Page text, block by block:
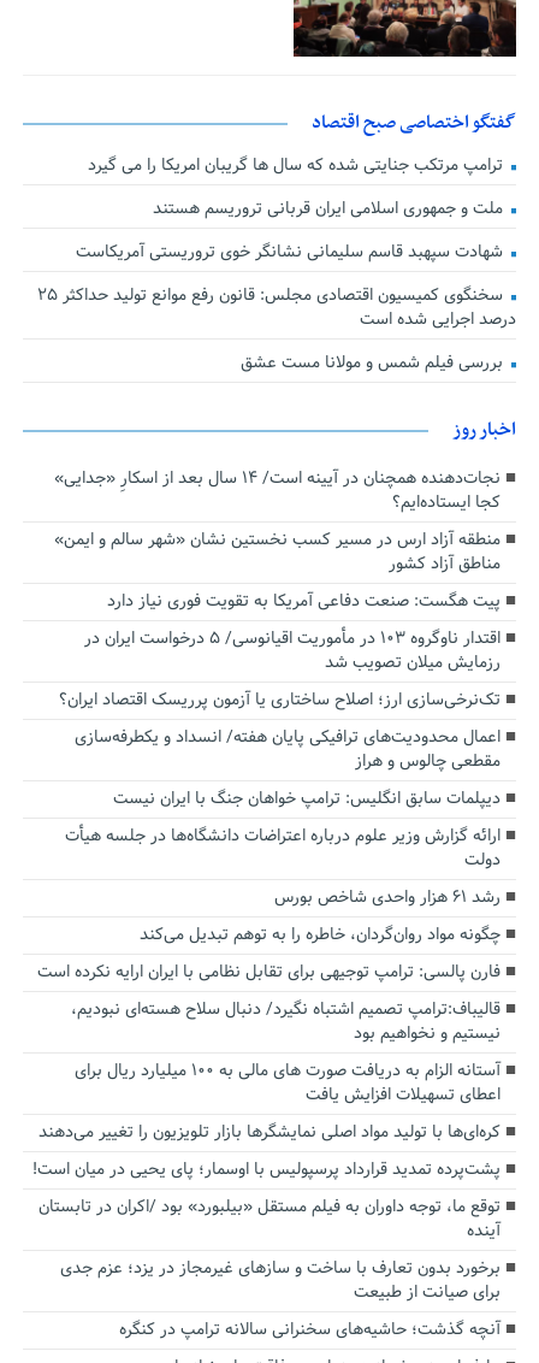
گفتگو اختصاصی صبح اقتصاد
ترامپ مرتکب جنایتی شده که سال ها گریبان امریکا را می گیرد
ملت و جمهوری اسلامی ایران قربانی تروریسم هستند
شهادت سپهبد قاسم سلیمانی نشانگر خوی تروریستی آمریکاست
سخنگوی کمیسیون اقتصادی مجلس: قانون رفع موانع تولید حداکثر ۲۵
درصد اجرایی شده است
بررسی فیلم شمس و مولانا مست عشق
اخبار روز
نجات‌دهنده‌ همچنان در آیینه است/ ۱۴ سال بعد از اسکارِ «جدایی»
کجا ایستاده‌ایم؟
منطقه آزاد ارس در مسیر کسب نخستین نشان «شهر سالم و ایمن»
مناطق آزاد کشور
پیت هگست: صنعت دفاعی آمریکا به تقویت فوری نیاز دارد
اقتدار ناوگروه ۱۰۳ در مأموریت‌ اقیانوسی/ ۵ درخواست ایران در
رزمایش میلان تصویب شد
تک‌نرخی‌سازی ارز؛ اصلاح ساختاری یا آزمون پرریسک اقتصاد ایران؟
اعمال محدودیت‌های ترافیکی پایان هفته/ انسداد و یکطرفه‌سازی
مقطعی چالوس و هراز
دیپلمات سابق انگلیس:‌ ترامپ خواهان جنگ با ایران نیست
ارائه گزارش وزیر علوم درباره اعتراضات دانشگاه‌ها در جلسه هیأت
دولت
رشد ۶۱ هزار واحدی شاخص بورس
چگونه مواد روان‌گردان، خاطره را به توهم تبدیل می‌کند
فارن پالسی: ترامپ توجیهی برای تقابل نظامی با ایران ارایه نکرده است
قالیباف:ترامپ تصمیم اشتباه نگیرد/ دنبال سلاح هسته‌ای نبودیم،
نیستیم و نخواهیم بود
آستانه الزام به دریافت صورت های مالی به ۱۰۰ میلیارد ریال برای
اعطای تسهیلات افزایش یافت
کره‌ای‌ها با تولید مواد اصلی نمایشگرها بازار تلویزیون را تغییر می‌دهند
پشت‌پرده تمدید قرارداد پرسپولیس با اوسمار؛ پای یحیی در میان است!
توقع ما، توجه داوران به فیلم مستقل «بیلبورد» بود /اکران در تابستان
آینده
برخورد بدون تعارف با ساخت‌ و سازهای غیرمجاز در یزد؛ عزم جدی
برای صیانت از طبیعت
آنچه گذشت؛ حاشیه‌های سخنرانی سالانه ترامپ در کنگره